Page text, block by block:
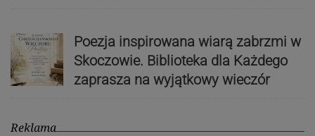
Poezja inspirowana wiarą zabrzmi w
Skoczowie. Biblioteka dla Każdego
zaprasza na wyjątkowy wieczór
Reklama